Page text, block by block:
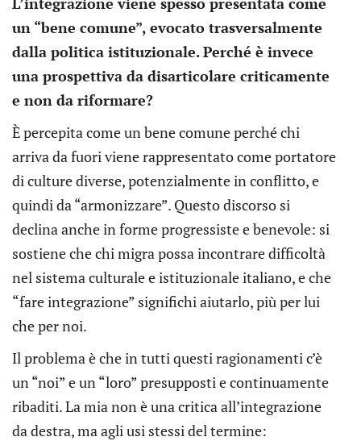
un “bene comune”, evocato trasversalmente
dalla politica istituzionale. Perché è invece
una prospettiva da disarticolare criticamente
e non da riformare?
È percepita come un bene comune perché chi
arriva da fuori viene rappresentato come portatore
di culture diverse, potenzialmente in conflitto, e
quindi da “armonizzare”. Questo discorso si
declina anche in forme progressiste e benevole: si
sostiene che chi migra possa incontrare difficoltà
nel sistema culturale e istituzionale italiano, e che
“fare integrazione” significhi aiutarlo, più per lui
che per noi.
Il problema è che in tutti questi ragionamenti c’è
un “noi” e un “loro” presupposti e continuamente
ribaditi. La mia non è una critica all’integrazione
da destra, ma agli usi stessi del termine: